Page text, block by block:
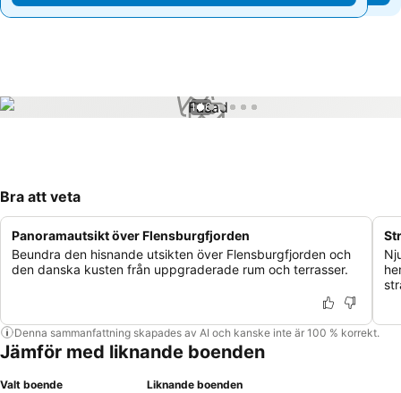
1 / 6
Bra att veta
Panoramautsikt över Flensburgfjorden
Beundra den hisnande utsikten över Flensburgfjorden och
den danska kusten från uppgraderade rum och terrasser.
Denna sammanfattning skapades av AI och kanske inte är 100 % korrekt.
Jämför med liknande boenden
Valt boende Liknande boenden